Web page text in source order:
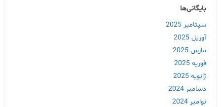
بایگانی‌ها
سپتامبر 2025
آوریل 2025
مارس 2025
فوریه 2025
ژانویه 2025
دسامبر 2024
نوامبر 2024